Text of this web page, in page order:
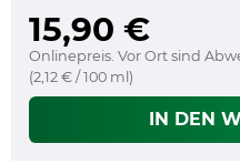
15,90 €
Onlinepreis. Vor Ort sind
(2,12 € / 100 ml)
IN DEN